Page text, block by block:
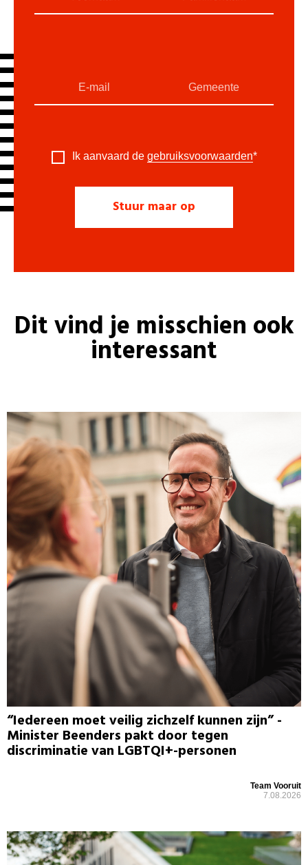
Ik aanvaard de gebruiksvoorwaarden*
Dit vind je misschien ook
interessant
“Iedereen moet veilig zichzelf kunnen zijn” -
Minister Beenders pakt door tegen
discriminatie van LGBTQI+-personen
Team Vooruit
7.08.2026